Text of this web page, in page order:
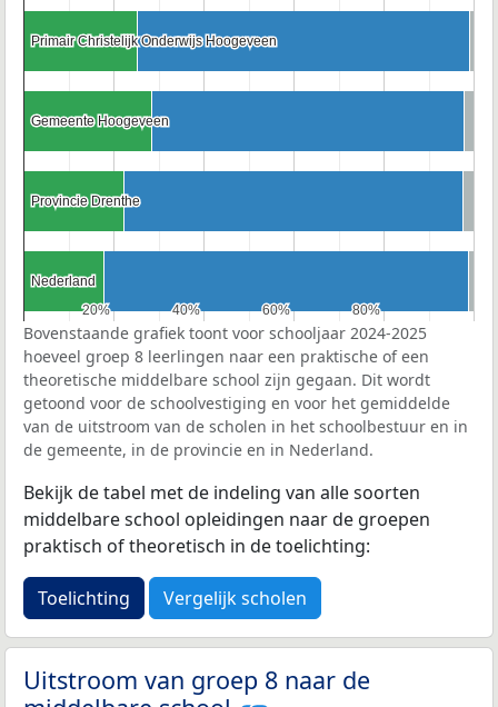
20%
20% 40%
40% 60%
60% 80%
80%
Primair Christelijk Onderwijs Hoogeveen
Primair Christelijk Onderwijs Hoogeveen
Gemeente Hoogeveen
Gemeente Hoogeveen
Provincie Drenthe
Provincie Drenthe
Nederland
Nederland
Bovenstaande grafiek toont voor schooljaar 2024-2025
hoeveel groep 8 leerlingen naar een praktische of een
theoretische middelbare school zijn gegaan. Dit wordt
getoond voor de schoolvestiging en voor het gemiddelde
van de uitstroom van de scholen in het schoolbestuur en in
de gemeente, in de provincie en in Nederland.
Bekijk de tabel met de indeling van alle soorten
middelbare school opleidingen naar de groepen
praktisch of theoretisch in de toelichting:
Toelichting Vergelijk scholen
Uitstroom van groep 8 naar de